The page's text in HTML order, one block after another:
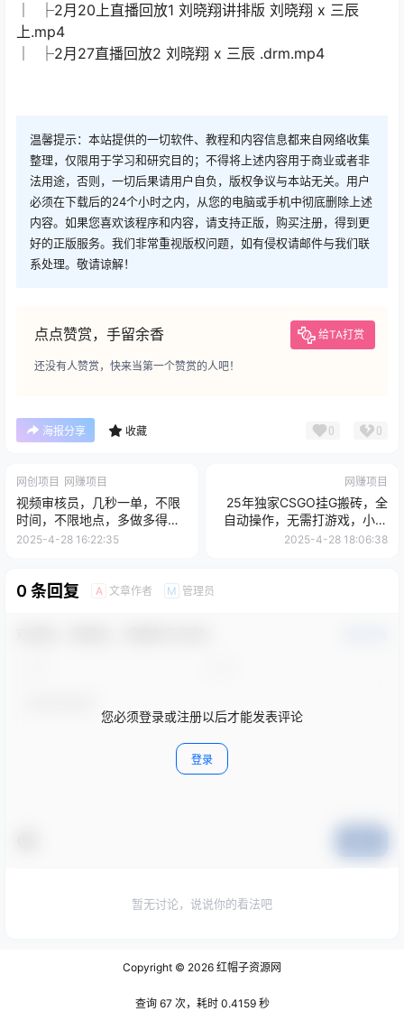
│ ├2月20上直播回放1 刘晓翔讲排版 刘晓翔 x 三辰
上.mp4
│ ├2月27直播回放2 刘晓翔 x 三辰 .drm.mp4
温馨提示：本站提供的一切软件、教程和内容信息都来自网络收集
整理，仅限用于学习和研究目的；不得将上述内容用于商业或者非
法用途，否则，一切后果请用户自负，版权争议与本站无关。用户
必须在下载后的24个小时之内，从您的电脑或手机中彻底删除上述
内容。如果您喜欢该程序和内容，请支持正版，购买注册，得到更
好的正版服务。我们非常重视版权问题，如有侵权请邮件与我们联
系处理。敬请谅解！
点点赞赏，手留余香 给TA打赏
还没有人赞赏，快来当第一个赞赏的人吧！
海报分享 收藏 0 0
网创项目 网赚项目
视频审核员，几秒一单，不限
时间，不限地点，多做多得，
新人小白一天轻松几张+【揭
2025-4-28 16:22:35
网赚项目
25年独家CSGO挂G搬砖，全
自动操作，无需打游戏，小白
日入3张+【揭秘】
2025-4-28 18:06:38
0 条回复 A 文章作者 M 管理员
您必须登录或注册以后才能发表评论
登录
暂无讨论，说说你的看法吧
Copyright © 2026 红帽子资源网
查询 67 次，耗时 0.4159 秒